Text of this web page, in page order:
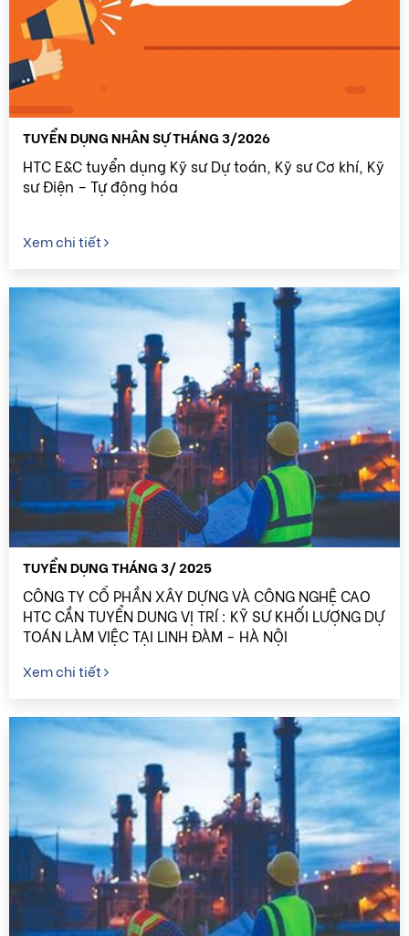
TUYỂN DỤNG NHÂN SỰ THÁNG 3/2026
HTC E&C tuyển dụng Kỹ sư Dự toán, Kỹ sư Cơ khí, Kỹ
sư Điện – Tự động hóa
Xem chi tiết
TUYỂN DỤNG THÁNG 3/ 2025
CÔNG TY CỔ PHẦN XÂY DỰNG VÀ CÔNG NGHỆ CAO
HTC CẦN TUYỂN DUNG VỊ TRÍ : KỸ SƯ KHỐI LƯỢNG DỰ
TOÁN LÀM VIỆC TẠI LINH ĐÀM - HÀ NỘI
Xem chi tiết